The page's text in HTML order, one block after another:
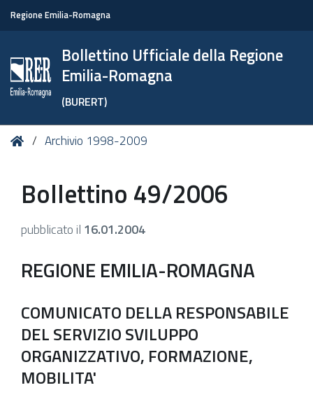
Regione Emilia-Romagna
Bollettino Ufficiale della Regione
Emilia-Romagna
(BURERT)
Tu HomeArchivio 1998-2009
Bollettino 49/2006
pubblicato il 16.01.2004
REGIONE EMILIA-ROMAGNA
COMUNICATO DELLA RESPONSABILE
DEL SERVIZIO SVILUPPO
ORGANIZZATIVO, FORMAZIONE,
MOBILITA'